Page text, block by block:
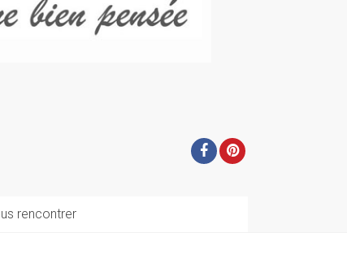
rencontrer